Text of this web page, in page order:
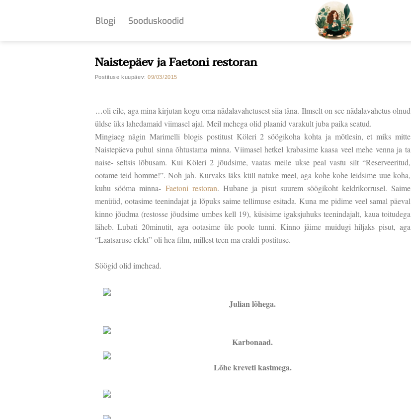
Blogi Sooduskoodid
Naistepäev ja Faetoni restoran
Postituse kuupäev:09/03/2015
…oli eile, aga mina kirjutan kogu oma nädalavahetusest siia täna. Ilmselt on see nädalavahetus olnud
üldse üks lahedamaid viimasel ajal. Meil mehega olid plaanid varakult juba paika seatud.
Mingiaeg nägin Marimelli blogis postitust Köleri 2 söögikoha kohta ja mõtlesin, et miks mitte
Naistepäeva puhul sinna õhtustama minna. Viimasel hetkel krabasime kaasa veel mehe venna ja ta
naise- seltsis lõbusam. Kui Köleri 2 jõudsime, vaatas meile ukse peal vastu silt “Reserveeritud,
ootame teid homme!”. Noh jah. Kurvaks läks küll natuke meel, aga kohe kohe leidsime uue koha,
kuhu sööma minna- Faetoni restoran. Hubane ja pisut suurem söögikoht keldrikorrusel. Saime
menüüd, ootasime teenindajat ja lõpuks saime tellimuse esitada. Kuna me pidime veel samal päeval
kinno jõudma (restosse jõudsime umbes kell 19), küsisime igaksjuhuks teenindajalt, kaua toitudega
läheb. Lubati 20minutit, aga ootasime üle poole tunni. Kinno jäime muidugi hiljaks pisut, aga
“Laatsaruse efekt” oli hea film, millest teen ma eraldi postituse.
Söögid olid imehead.
Julian lõhega.
Karbonaad.
Lõhe kreveti kastmega.